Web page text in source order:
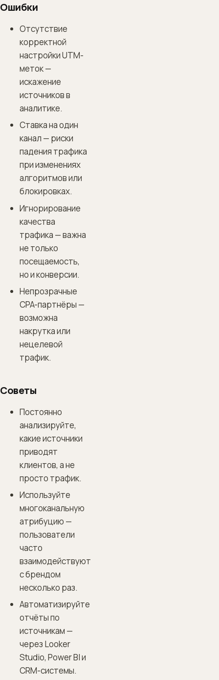
Ошибки
Отсутствие
корректной
настройки UTM-
меток —
искажение
источников в
аналитике.
Ставка на один
канал — риски
падения трафика
при изменениях
алгоритмов или
блокировках.
Игнорирование
качества
трафика — важна
не только
посещаемость,
но и конверсии.
Непрозрачные
CPA-партнёры —
возможна
накрутка или
нецелевой
трафик.
Советы
Постоянно
анализируйте,
какие источники
приводят
клиентов, а не
просто трафик.
Используйте
многоканальную
атрибуцию —
пользователи
часто
взаимодействуют
с брендом
несколько раз.
Автоматизируйте
отчёты по
источникам —
через Looker
Studio, Power BI и
CRM-системы.